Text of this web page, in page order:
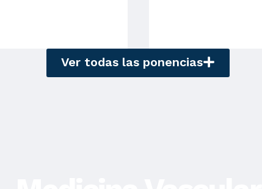
Ver todas las ponencias